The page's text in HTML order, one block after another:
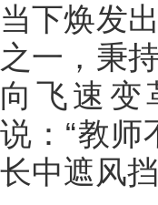
当下焕发
之一，秉
向飞速变
说：“教
长中遮风